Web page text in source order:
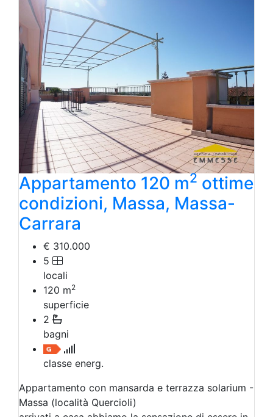
Laboratorio Artigianale
Negozio/locale commerciale
Agriturismo
Magazzini
Capannoni
Uffici
Terreni in Vendita
Qualsiasi
Terreno edificabile
Terreno
Appartamento 120 m2 ottime
condizioni, Massa, Massa-
Carrara
€ 310.000
5
locali
120 m2
superficie
2
bagni
classe energ.
Appartamento con mansarda e terrazza solarium -
Massa (località Quercioli)